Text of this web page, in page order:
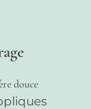
douce